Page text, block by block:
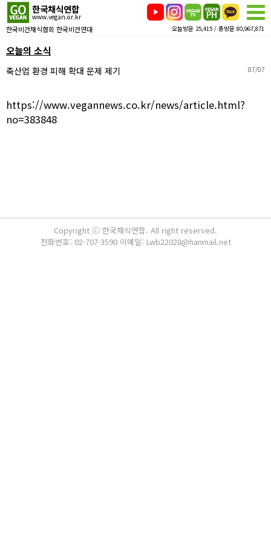
한국채식연합
www.vegan.or.kr
한국비건채식협회 한국비건연대 오늘방문 25,415 / 총방문 80,967,871
오늘의 소식
축산업 환경 피해 확대 문제 제기 07/07
https://www.vegannews.co.kr/news/article.html?
no=383848
Copyright ⓒ 한국채식연합. All right reserved.
전화번호: 02-707-3590 이메일: Lwb22028@hanmail.net